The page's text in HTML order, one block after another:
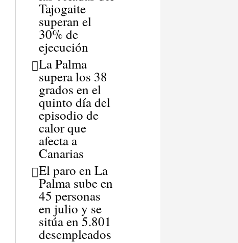
Tajogaite
superan el
30% de
ejecución
La Palma
supera los 38
grados en el
quinto día del
episodio de
calor que
afecta a
Canarias
El paro en La
Palma sube en
45 personas
en julio y se
sitúa en 5.801
desempleados